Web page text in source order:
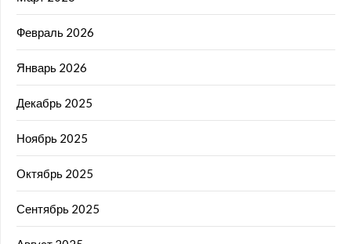
Февраль 2026
Январь 2026
Декабрь 2025
Ноябрь 2025
Октябрь 2025
Сентябрь 2025